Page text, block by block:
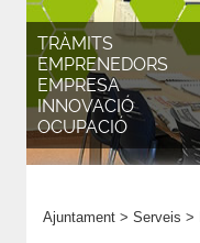
TRÀMITS
EMPRENEDORS
EMPRESA
INNOVACIÓ
OCUPACIÓ
Ajuntament > Serveis >